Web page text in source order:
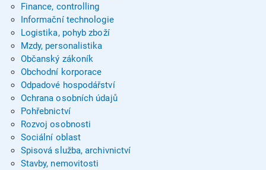
Finance, controlling
Informační technologie
Logistika, pohyb zboží
Mzdy, personalistika
Občanský zákoník
Obchodní korporace
Odpadové hospodářství
Ochrana osobních údajů
Pohřebnictví
Rozvoj osobnosti
Sociální oblast
Spisová služba, archivnictví
Stavby, nemovitosti